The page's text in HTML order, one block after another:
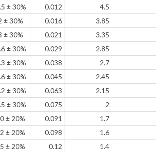
± 30% 0.012
4.5
± 30% 0.016
3.85
± 30% 0.021
3.35
± 30% 0.029
2.85
± 30% 0.038
2.7
± 30% 0.045
2.45
± 30% 0.063
2.15
± 30% 0.075
2
± 20% 0.091
1.7
± 20% 0.098
1.6
± 20% 0.12
1.4